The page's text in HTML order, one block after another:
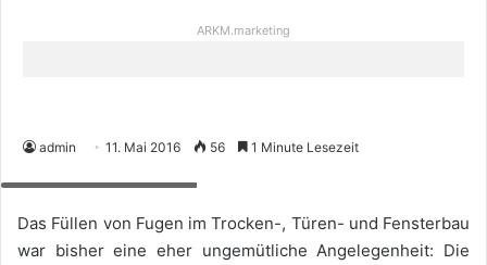
ARKM.marketing
admin 11. Mai 2016 56 1 Minute Lesezeit
Das Füllen von Fugen im Trocken-, Türen- und Fensterbau
war bisher eine eher ungemütliche Angelegenheit: Die